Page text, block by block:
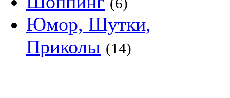
Юмор, Шутки,
Приколы (14)